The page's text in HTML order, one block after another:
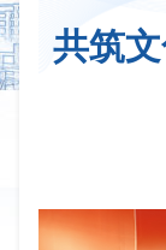
共筑